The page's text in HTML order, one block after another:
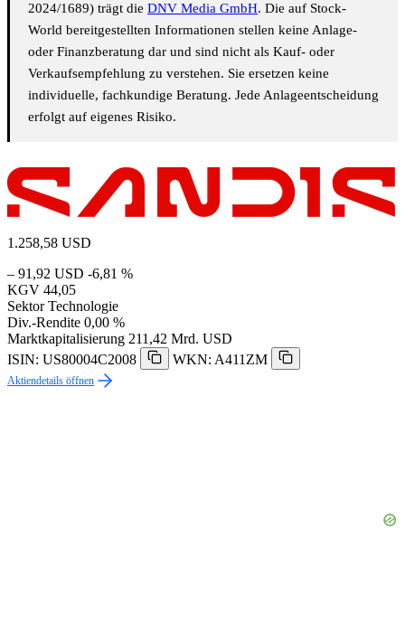
2024/1689) trägt die DNV Media GmbH. Die auf Stock-
World bereitgestellten Informationen stellen keine Anlage-
oder Finanzberatung dar und sind nicht als Kauf- oder
Verkaufsempfehlung zu verstehen. Sie ersetzen keine
individuelle, fachkundige Beratung. Jede Anlageentscheidung
erfolgt auf eigenes Risiko.
1.258,58 USD
– 91,92 USD -6,81 %
KGV 44,05
Sektor Technologie
Div.-Rendite 0,00 %
Marktkapitalisierung 211,42 Mrd. USD
ISIN: US80004C2008
WKN: A411ZM
Aktiendetails öffnen